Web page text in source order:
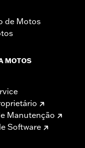
de Motos
MOTOS
Manutenção
Software